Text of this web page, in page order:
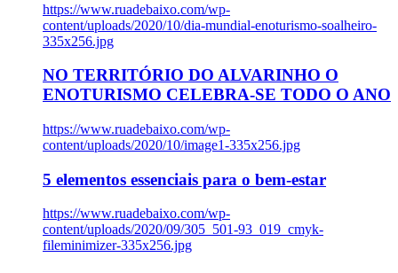
https://www.ruadebaixo.com/wp-
content/uploads/2020/10/dia-mundial-enoturismo-soalheiro-
335x256.jpg
NO TERRITÓRIO DO ALVARINHO O
ENOTURISMO CELEBRA-SE TODO O ANO
https://www.ruadebaixo.com/wp-
content/uploads/2020/10/image1-335x256.jpg
5 elementos essenciais para o bem-estar
https://www.ruadebaixo.com/wp-
content/uploads/2020/09/305_501-93_019_cmyk-
fileminimizer-335x256.jpg